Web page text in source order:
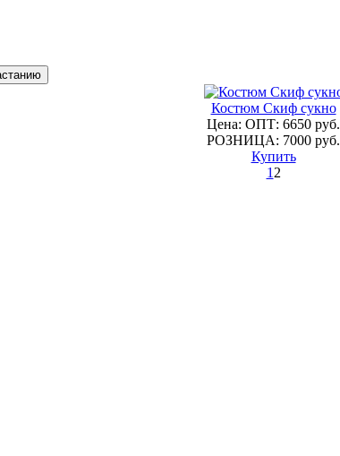
Костюм Скиф сукно
Цена: ОПТ: 6650 руб.
РОЗНИЦА: 7000 руб.
Купить
1 2